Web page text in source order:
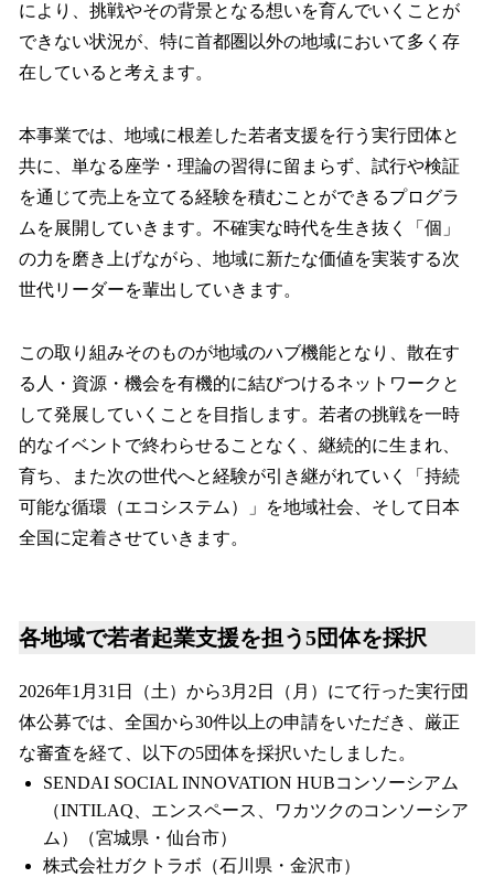
により、挑戦やその背景となる想いを育んでいくことが
できない状況が、特に首都圏以外の地域において多く存
在していると考えます。
本事業では、地域に根差した若者支援を行う実行団体と
共に、単なる座学・理論の習得に留まらず、試行や検証
を通じて売上を立てる経験を積むことができるプログラ
ムを展開していきます。不確実な時代を生き抜く「個」
の力を磨き上げながら、地域に新たな価値を実装する次
世代リーダーを輩出していきます。
この取り組みそのものが地域のハブ機能となり、散在す
る人・資源・機会を有機的に結びつけるネットワークと
して発展していくことを目指します。若者の挑戦を一時
的なイベントで終わらせることなく、継続的に生まれ、
育ち、また次の世代へと経験が引き継がれていく「持続
可能な循環（エコシステム）」を地域社会、そして日本
全国に定着させていきます。
各地域で若者起業支援を担う5団体を採択
2026年1月31日（土）から3月2日（月）にて行った実行団
体公募では、全国から30件以上の申請をいただき、厳正
な審査を経て、以下の5団体を採択いたしました。
SENDAI SOCIAL INNOVATION HUBコンソーシアム
（INTILAQ、エンスペース、ワカツクのコンソーシア
ム）（宮城県・仙台市）
株式会社ガクトラボ（石川県・金沢市）